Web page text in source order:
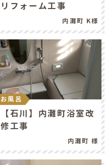
リフォーム工事
内灘町 K様
お風呂
【石川】内灘町浴室改
修工事
内灘町 様